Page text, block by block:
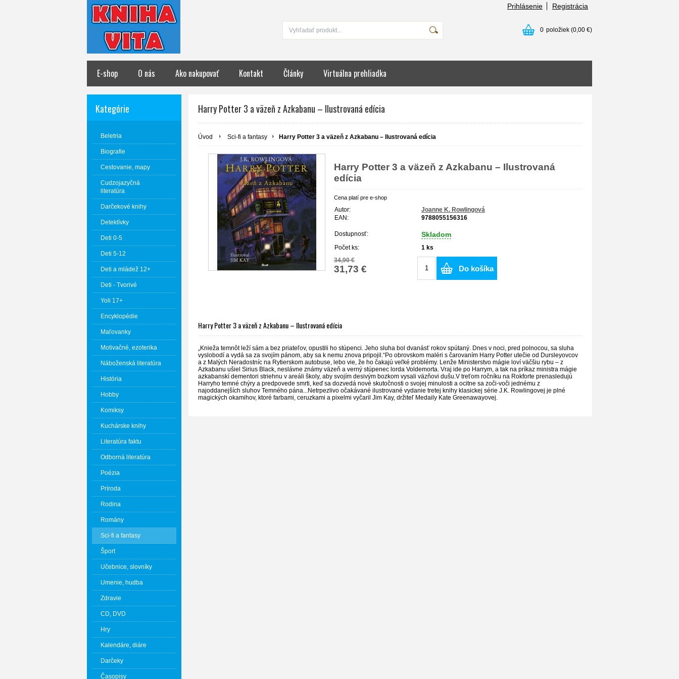
Prihlásenie Registrácia
0 položiek (0,00 €)
E-shop O nás Ako nakupovať Kontakt Články Virtuálna prehliadka
Kategórie
Beletria
Biografie
Cestovanie, mapy
Cudzojazyčná
literatúra
Darčekové knihy
Detektívky
Deti 0-5
Deti 5-12
Deti a mládež 12+
Deti - Tvorivé
Yoli 17+
Encyklopédie
Maľovanky
Motivačné, ezoterika
Náboženská literatúra
História
Hobby
Komiksy
Kuchárske knihy
Literatúra faktu
Odborná literatúra
Poézia
Príroda
Rodina
Romány
Sci-fi a fantasy
Šport
Učebnice, slovníky
Umenie, hudba
Zdravie
CD, DVD
Hry
Kalendáre, diáre
Darčeky
Časopisy
Harry Potter 3 a väzeň z Azkabanu – Ilustrovaná edícia
Úvod Sci-fi a fantasy Harry Potter 3 a väzeň z Azkabanu – Ilustrovaná edícia
Harry Potter 3 a väzeň z Azkabanu – Ilustrovaná
edícia
Cena platí pre e-shop
Autor:
Joanne K. Rowlingová
EAN:
9788055156316
Dostupnosť: Skladom
Počet ks: 1 ks
34,90 €
31,73 € Do košíka
Harry Potter 3 a väzeň z Azkabanu – Ilustrovaná edícia
„Knieža temnôt leží sám a bez priateľov, opustili ho stúpenci. Jeho sluha bol dvanásť rokov spútaný. Dnes v noci, pred polnocou, sa sluha
vyslobodí a vydá sa za svojím pánom, aby sa k nemu znova pripojil.“Po obrovskom maléri s čarovaním Harry Potter utečie od Dursleyovcov
a z Malých Neradostníc na Rytierskom autobuse, lebo vie, že ho čakajú veľké problémy. Lenže Ministerstvo mágie loví väčšiu rybu – z
Azkabanu ušiel Sirius Black, neslávne známy väzeň a verný stúpenec lorda Voldemorta. Vraj ide po Harrym, a tak na príkaz ministra mágie
azkabanskí dementori striehnu v areáli školy, aby svojím desivým bozkom vysali väzňovi dušu.V treťom ročníku na Rokforte prenasledujú
Harryho temné chýry a predpovede smrti, keď sa dozvedá nové skutočnosti o svojej minulosti a ocitne sa zoči-voči jednému z
najoddanejších sluhov Temného pána...Netrpezlivo očakávané ilustrované vydanie tretej knihy klasickej série J.K. Rowlingovej je plné
magických okamihov, ktoré farbami, ceruzkami a pixelmi vyčaril Jim Kay, držiteľ Medaily Kate Greenawayovej.